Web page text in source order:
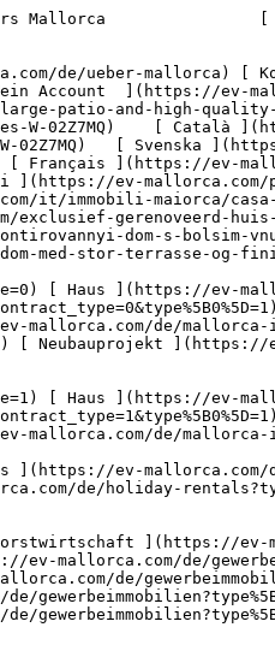
[ Apartment ](https://ev-mallorca.com/de/mallorca-immobilien?contract_type=0&type%5B0%5D=2) [ Penthouse ](https://ev-mallorca.com/de/mallorca-immobilien?contract_type=0&type%5B0%5D=5) [ Grundstück ](https://ev-mallorca.com/de/mallorca-immobilien?contract_type=0&type%5B0%5D=3) [ Neubauprojekt ](https://ev-mallorca.com/de/mallorca-immobilien?contract_type=0&type%5B0%5D=development) 

   Mieten     [ Alle Immobilien ](https://ev-mallorca.com/de/mallorca-immobilien?contract_type=1) [ Haus ](https://ev-mallorca.com/de/mallorca-immobilien?contract_type=1&type%5B0%5D=0) [ Finca ](https://ev-mallorca.com/de/mallorca-immobilien?contract_type=1&type%5B0%5D=1) [ Apartment ](https://ev-mallorca.com/de/mallorca-immobilien?contract_type=1&type%5B0%5D=2) [ Penthouse ](https://ev-mallorca.com/de/mallorca-immobilien?contract_type=1&type%5B0%5D=5) 

   Ferienvermietung     [ Alle Immobilien ](https://ev-mallorca.com/de/holiday-rentals) [ Haus ](https://ev-mallorca.com/de/holiday-rentals?type%5B0%5D=0) [ Finca ](https://ev-mallorca.com/de/holiday-rentals?type%5B0%5D=1) [ Apartment ](https://ev-mallorca.com/de/holiday-rentals?type%5B0%5D=2) [ Penthouse ](https://ev-mallorca.com/de/holiday-rentals?type%5B0%5D=5) 

   Gewerbe     [ Alle Immobilien ](https://ev-mallorca.com/de/gewerbeimmobilien) [ Land und Forstwirtschaft ](https://ev-mallorca.com/de/gewerbeimmobilien?type%5B0%5D=6) [ Hotel ](https://ev-mallorca.com/de/gewerbeimmobilien?type%5B0%5D=7) [ Industrie ](https://ev-mallorca.com/de/gewerbeimmobilien?type%5B0%5D=8) [ Investment ](https://ev-mallorca.com/de/gewerbeimmobilien?type%5B0%5D=9) [ Gastronomie ](https://ev-mallorca.com/de/gewerbeimmobilien?type%5B0%5D=10) [ Grundstück ](https://ev-mallorca.com/de/